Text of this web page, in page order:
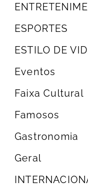
ESPORTES
ESTILO DE
Eventos
Faixa Cultural
Famosos
Gastronomia
Geral